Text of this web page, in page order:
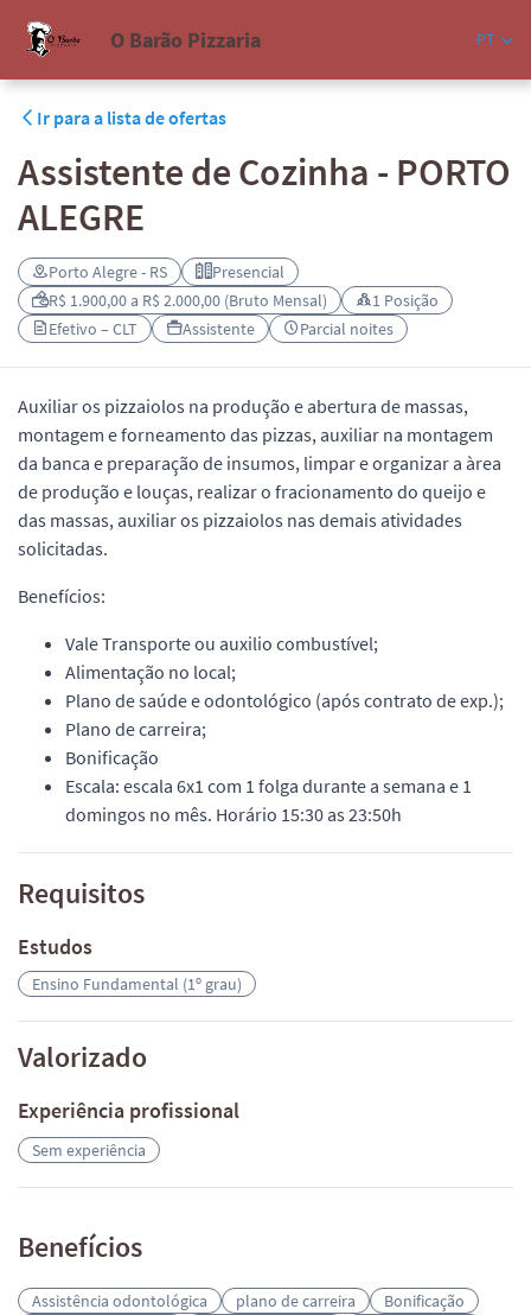
O Barão Pizzaria PT
Ir para a lista de ofertas
Assistente de Cozinha - PORTO
ALEGRE
Porto Alegre - RS
Presencial
R$ 1.900,00 a R$ 2.000,00 (Bruto Mensal)
1 Posição
Efetivo – CLT
Assistente Parcial noites
Auxiliar os pizzaiolos na produção e abertura de massas,
montagem e forneamento das pizzas, auxiliar na montagem
da banca e preparação de insumos, limpar e organizar a àrea
de produção e louças, realizar o fracionamento do queijo e
das massas, auxiliar os pizzaiolos nas demais atividades
solicitadas.
Benefícios:
Vale Transporte ou auxilio combustível;
Alimentação no local;
Plano de saúde e odontológico (após contrato de exp.);
Plano de carreira;
Bonificação
Escala: escala 6x1 com 1 folga durante a semana e 1
domingos no mês. Horário 15:30 as 23:50h
Requisitos
Estudos
Ensino Fundamental (1º grau)
Valorizado
Experiência profissional
Sem experiência
Benefícios
Assistência odontológica plano de carreira
Bonificação